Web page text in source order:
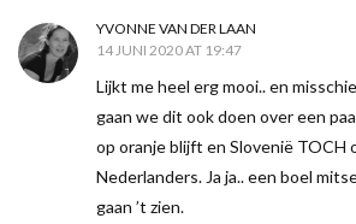
YVONNE VAN DER LAAN
14 JUNI 2020 AT 19:47
Lijkt me heel erg mooi.. en
gaan we dit ook doen over een
op oranje blijft en Slovenië TOCH
Nederlanders. Ja ja.. een boel
gaan ’t zien.